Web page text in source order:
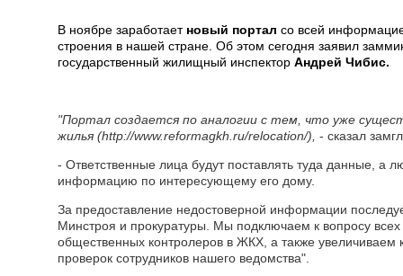
В ноябре заработает новый портал со всей
строения в нашей стране. Об этом сегодня заявил
государственный жилищный инспектор Андрей Чибис.
"Портал создается по аналогии с тем, что уже
жилья (http://www.reformagkh.ru/relocation/), - сказал
- Ответственные лица будут поставлять туда данные, а
информацию по интересующему его дому.
За предоставление недостоверной информации
Минстроя и прокуратуры. Мы подключаем к вопросу
общественных контролеров в ЖКХ, а также увеличиваем
проверок сотрудников нашего ведомства".